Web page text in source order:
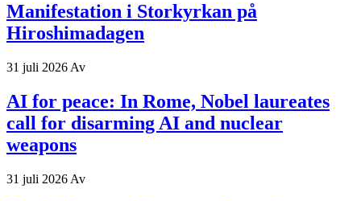
Manifestation i Storkyrkan på
Hiroshimadagen
31 juli 2026 Av
AI for peace: In Rome, Nobel laureates
call for disarming AI and nuclear
weapons
31 juli 2026 Av